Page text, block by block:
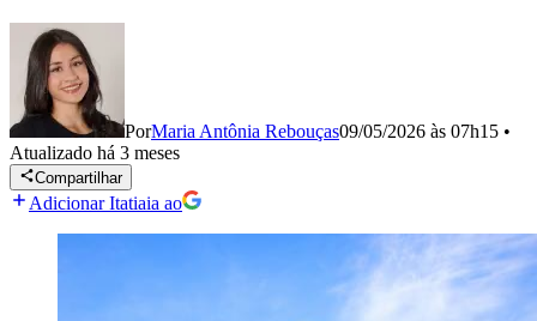
PorMaria Antônia Rebouças09/05/2026 às 07h15 •
Atualizado há 3 meses
Compartilhar
Adicionar Itatiaia ao